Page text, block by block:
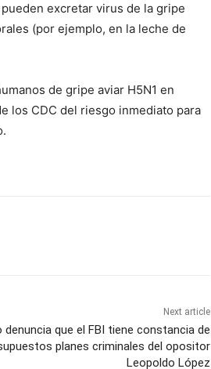
excretar virus de la gripe
(por ejemplo, en la leche de
de gripe aviar H5N1 en
los CDC del riesgo inmediato para
Next article
denuncia que el FBI tiene constancia de
planes criminales del opositor
Leopoldo López